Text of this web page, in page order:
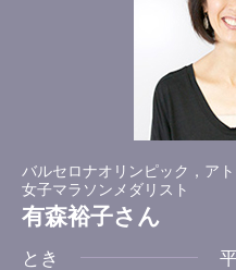
バルセロナオリンピック，ア
女子マラソンメダリスト
有森裕子さん
とき